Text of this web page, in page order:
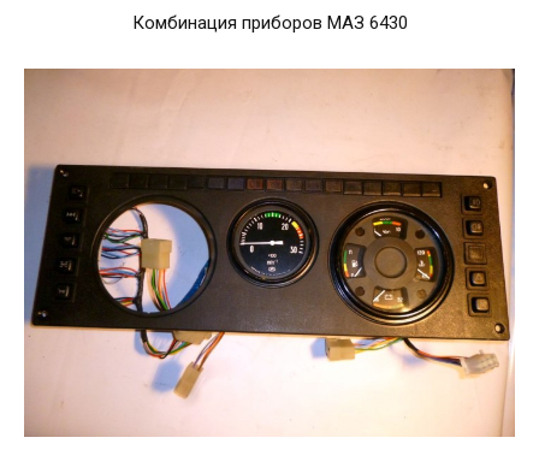
Комбинация приборов МАЗ 6430